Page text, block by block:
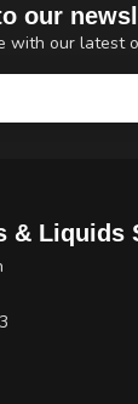
our
with our latest
& Liquids